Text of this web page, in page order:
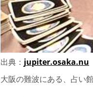
口コミ
店舗詳細
鑑定料金
難波で深夜までやっている占
おすすめな先生【大高嶋
出典： jupiter.osaka.nu
大阪の難波にある、占い